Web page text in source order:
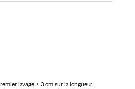
lavage + 3 cm sur la longueur ..